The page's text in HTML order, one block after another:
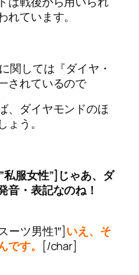
ています。
関しては『ダイヤ・
されているので
、ダイヤモンドのほ
う。
服女性”]じゃあ、ダ
音・表記なのね！
ーツ男性1″]いえ、そ
です。 [/char]